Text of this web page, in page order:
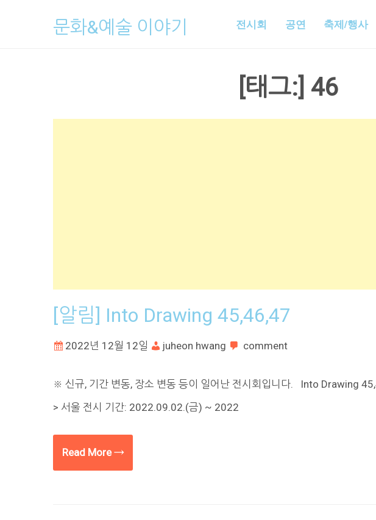
문화&예술 이야기 전시회 공연 축제/행사
[태그:] 46
[알림] Into Drawing 45,46,47
2022년 12월 12일 juheon hwang comment
※ 신규, 기간 변동, 장소 변동 등이 일어난 전시회입니다. Into Drawing
> 서울 전시 기간: 2022.09.02.(금) ~ 2022
Read More →